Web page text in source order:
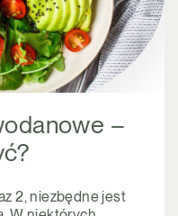
–
2, niezbędne jest